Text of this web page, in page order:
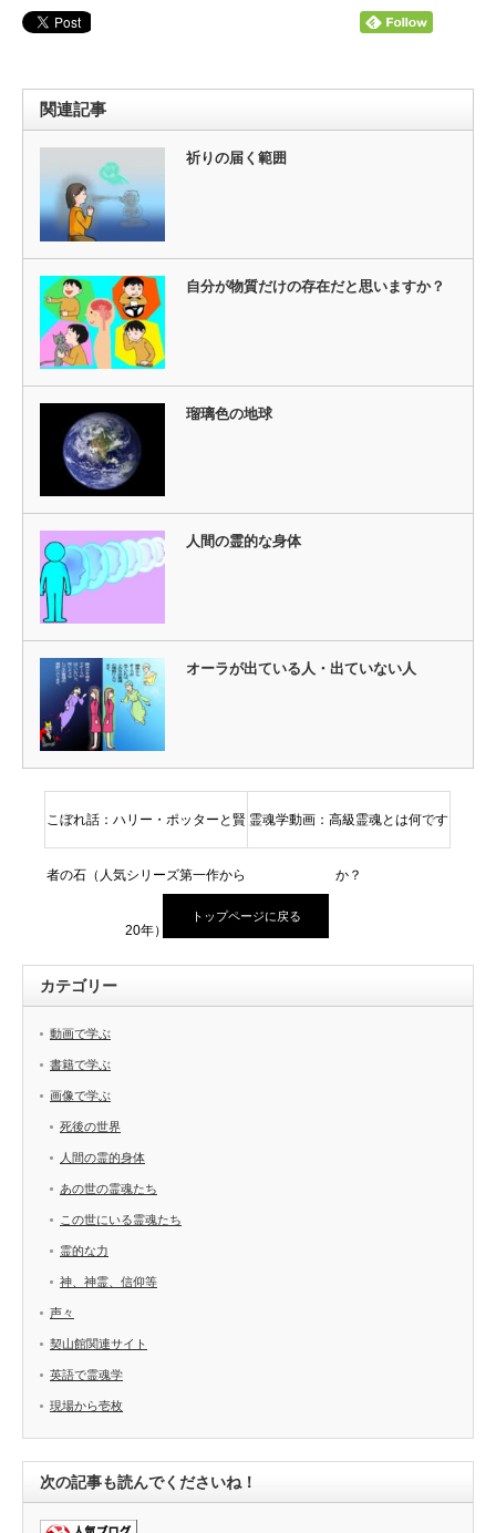
関連記事
祈りの届く範囲
自分が物質だけの存在だと思いますか？
瑠璃色の地球
人間の霊的な身体
オーラが出ている人・出ていない人
こぼれ話：ハリー・ポッターと賢
者の石（人気シリーズ第一作から
20年）
霊魂学動画：高級霊魂とは何です
か？
トップページに戻る
カテゴリー
動画で学ぶ
書籍で学ぶ
画像で学ぶ
死後の世界
人間の霊的身体
あの世の霊魂たち
この世にいる霊魂たち
霊的な力
神、神霊、信仰等
声々
契山館関連サイト
英語で霊魂学
現場から壱枚
次の記事も読んでくださいね！